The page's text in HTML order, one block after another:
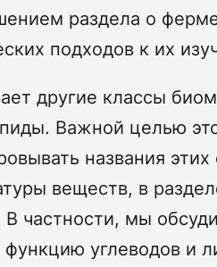
раздела о
подходов к их
другие классы
Важной целью
названия
веществ, в
частности, мы
углеводов и